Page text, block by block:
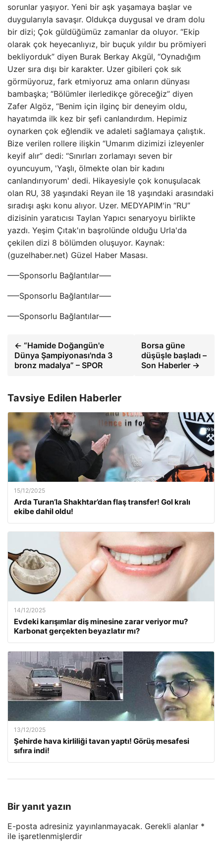
sorunlar yaşıyor. Yeni bir aşk yaşamaya başlar ve
duygularıyla savaşır. Oldukça duygusal ve dram dolu
bir dizi; Çok güldüğümüz zamanlar da oluyor. “Ekip
olarak çok heyecanlıyız, bir buçuk yıldır bu prömiyeri
bekliyorduk” diyen Burak Berkay Akgül, “Oynadığım
Uzer sıra dışı bir karakter. Uzer gibileri çok sık
görmüyoruz, fark etmiyoruz ama onların dünyası
bambaşka; “Bölümler ilerledikçe göreceğiz” diyen
Zafer Algöz, “Benim için ilginç bir deneyim oldu,
hayatımda ilk kez bir şefi canlandırdım. Hepimiz
oynarken çok eğlendik ve adaleti sağlamaya çalıştık.
Bize verilen rollere ilişkin “Umarım dizimizi izleyenler
keyif alır” dedi: “Sınırları zorlamayı seven bir
oyuncuyum, 'Yaşlı, ölmekte olan bir kadını
canlandırıyorum' dedi. Hikayesiyle çok konuşulacak
olan RU, 38 yaşındaki Reyan ile 18 yaşındaki arasındaki
sıradışı aşkı konu alıyor. Uzer. MEDYAPIM'in “RU”
dizisinin yaratıcısı Taylan Yapıcı senaryoyu birlikte
yazdı. Yeşim Çıtak'ın başrolünde olduğu Urla'da
çekilen dizi 8 bölümden oluşuyor. Kaynak:
(guzelhaber.net) Güzel Haber Masası.
—–Sponsorlu Bağlantılar—–
—–Sponsorlu Bağlantılar—–
—–Sponsorlu Bağlantılar—–
← “Hamide Doğangün'e
Dünya Şampiyonası'nda 3
bronz madalya” – SPOR
Borsa güne
düşüşle başladı –
Son Haberler →
Tavsiye Edilen Haberler
15/12/2025
Arda Turan’la Shakhtar’dan flaş transfer! Gol kralı
ekibe dahil oldu!
14/12/2025
Evdeki karışımlar diş minesine zarar veriyor mu?
Karbonat gerçekten beyazlatır mı?
13/12/2025
Şehirde hava kirliliği tavan yaptı! Görüş mesafesi
sıfıra indi!
Bir yanıt yazın
E-posta adresiniz yayınlanmayacak. Gerekli alanlar *
ile işaretlenmişlerdir